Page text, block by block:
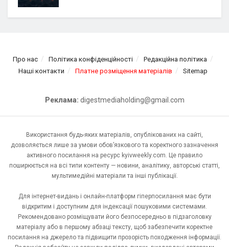
Про нас Політика конфіденційності
Редакційна політика
Наші контакти
Платне розміщення матеріалів Sitemap
Реклама: digestmediaholding@gmail.com
Використання будь-яких матеріалів, опублікованих на сайті,
дозволяється лише за умови обов’язкового та коректного зазначення
активного посилання на ресурс kyivweekly.com. Це правило
поширюється на всі типи контенту — новини, аналітику, авторські статті,
мультимедійні матеріали та інші публікації.
Для інтернет-видань і онлайн-платформ гіперпосилання має бути
відкритим і доступним для індексації пошуковими системами.
Рекомендовано розміщувати його безпосередньо в підзаголовку
матеріалу або в першому абзаці тексту, щоб забезпечити коректне
посилання на джерело та підвищити прозорість походження інформації.